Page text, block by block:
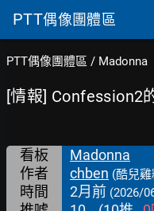
PTT偶像團體區
PTT偶像團體區 / Madonna
[情報] Confession2
看板
Madonna
作者
chben (酷兒
時間 2月前 (2026/